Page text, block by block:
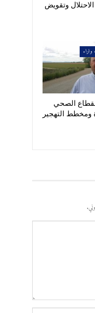
وتقويض
الصحي
التهجير